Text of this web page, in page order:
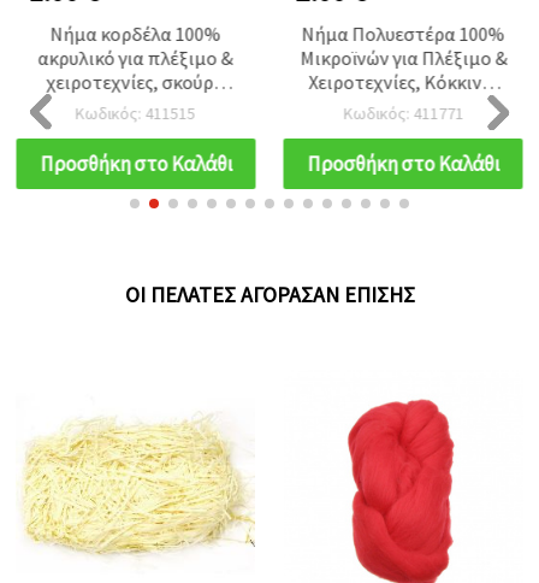
Νήμα κορδέλα 100%
ακρυλικό για πλέξιμο &
χειροτεχνίες, σκούρο
κόκκινο - 50 γρ. (~2,9 μ)
Κωδικός: 411515
Προσθήκη στο Καλάθι
Νήμα Πολυεστέρα 100%
Μικροϊνών για Πλέξιμο &
Χειροτεχνίες, Κόκκινο,
~44 μ - 100 γρ
Κωδικός: 411771
Προσθήκη στο Καλάθι
ΟΙ ΠΕΛΆΤΕΣ ΑΓΌΡΑΣΑΝ ΕΠΊΣΗΣ